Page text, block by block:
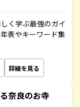
く学ぶ最強のガイ
表やキーワード集
詳細を見る
奈良のお寺